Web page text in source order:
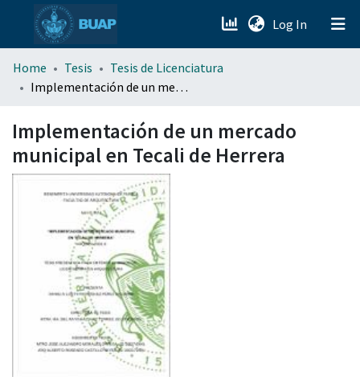
Log In (current)
menu.section.about_menu
Home Tesis
Tesis de Licenciatura
Implementación de un mercado municipal en Tecali de Herrera
Implementación de un mercado
municipal en Tecali de Herrera